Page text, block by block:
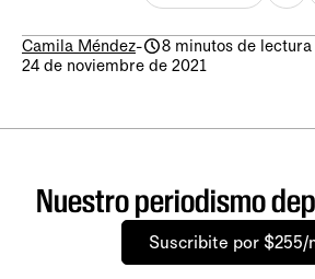
Camila Méndez-
8 minutos de lectura
24 de noviembre de 2021
Nuestro periodismo
Suscribite por $255/